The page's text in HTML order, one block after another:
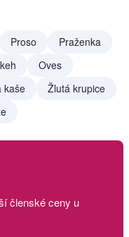
Proso
Praženka
Oves
kaše
Žlutá krupice
členské ceny u